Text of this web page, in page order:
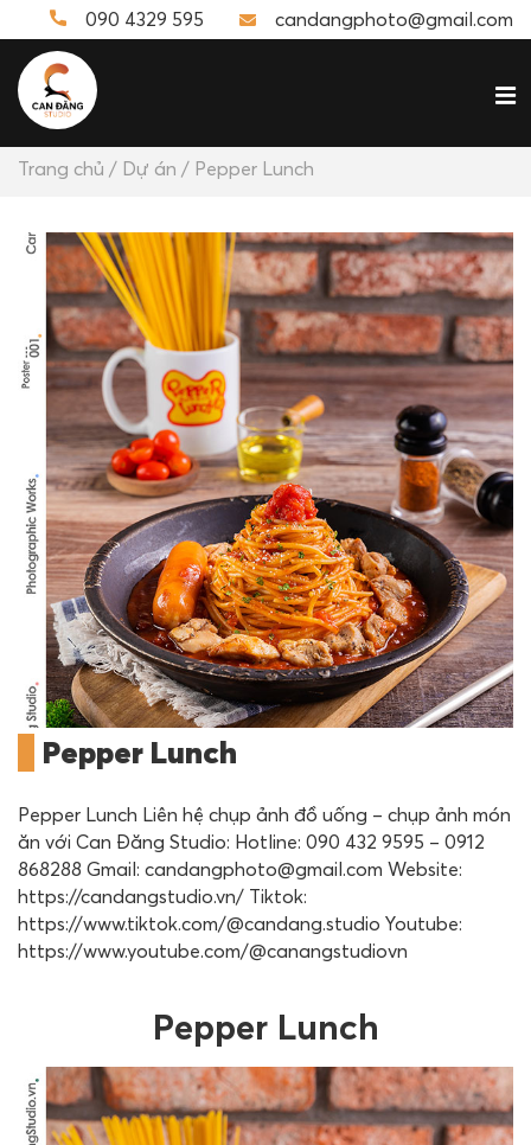
090 4329 595 candangphoto@gmail.com
Trang chủ / Dự án / Pepper Lunch
Pepper Lunch
Pepper Lunch Liên hệ chụp ảnh đồ uống – chụp ảnh món
ăn với Can Đăng Studio: Hotline: 090 432 9595 – 0912
868288 Gmail: candangphoto@gmail.com Website:
https://candangstudio.vn/ Tiktok:
https://www.tiktok.com/@candang.studio Youtube:
https://www.youtube.com/@canangstudiovn
Pepper Lunch